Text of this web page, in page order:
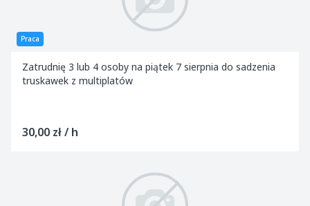
Praca
Zatrudnię 3 lub 4 osoby na piątek 7 sierpnia do sadzenia
truskawek z multiplatów
30,00 zł / h